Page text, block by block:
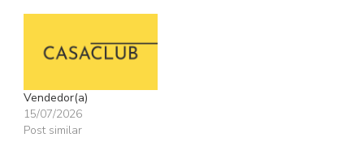
Vendedor(a)
15/07/2026
Post similar